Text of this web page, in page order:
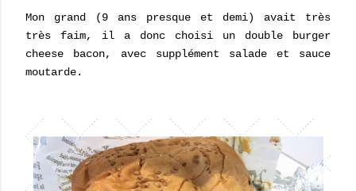
Mon grand (9 ans presque et demi) avait très
très faim, il a donc choisi un double burger
cheese bacon, avec supplément salade et sauce
moutarde.